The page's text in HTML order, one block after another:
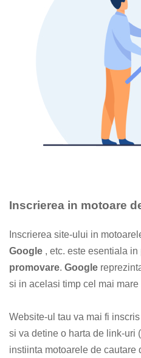
Inscrierea in motoare
Inscrierea site-ului in
Google , etc. este esentiala
promovare. Google
si in acelasi timp cel mai mare
Website-ul tau va mai fi
si va detine o harta de link-uri
instiinta motoarele de